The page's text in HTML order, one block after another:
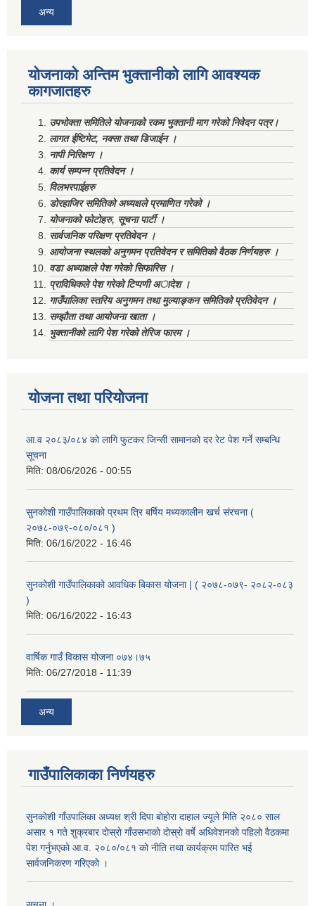
अन्य
योजनाको अन्तिम भुक्तानीको लागि आवश्यक
कागजातहरु
उपभोक्ता समितिले योजनाको रकम भुक्तानी माग गरेको निवेदन पत्र।
लागत ईष्टिमेट, नक्सा तथा डिजाईन ।
नापी निरिक्षण ।
कार्य सम्पन्न प्रतिवेदन ।
विलभरपाईहरु
डोरहाजिर समितिको अध्यक्षले प्रमाणित गरेको ।
योजनाको फोटोहरु, सूचना पार्टी ।
सार्वजनिक परिक्षण प्रतिवेदन ।
आयोजना स्थलको अनुगमन प्रतिवेदन र समितिको वैठक निर्णयहरु ।
वडा अध्याक्षले पेश गरेको सिफारिस ।
प्राविधिकले पेश गरेको टिप्पणी अादेश ।
गाउँपालिका स्तरिय अनुगमन तथा मुल्याङ्कन समितिको प्रतिवेदन ।
सम्झौता तथा आयोजना खाता ।
भुक्तानीको लागि पेश गरेको तेरिज फारम ।
योजना तथा परियोजना
आ.व २०८३/०८४ को लागि फुटकर जिन्सी सामानको दर रेट पेश गर्ने सम्बन्धि
सूचना
मिति: 08/06/2026 - 00:55
सुनकोशी गाउँपालिकाको प्रथम त्रि बर्षिय मध्यकालीन खर्च संरचना (
२०७८-०७९-०८०/०८१ )
मिति: 06/16/2022 - 16:46
सुनकोशी गाउँपालिकाको आवधिक बिकास योजना | ( २०७८-०७९- २०८२-०८३
)
मिति: 06/16/2022 - 16:43
वार्षिक गाउँ विकास योजना ०७४।७५
मिति: 06/27/2018 - 11:39
अन्य
गाउँपालिकाका निर्णयहरु
सुनकाेशी गाँउपालिका अध्यक्ष श्री दिपा बाेहाेरा दाहाल ज्यूले मिति २०८० साल
असार १ गते शुक्रबार दाेस्राे गाँउसभाकाे दाेस्राे वर्षे अधिवेशनकाे पहिलाे वैठकमा
पेश गर्नुभएकाे आ.व. २०८०/०८१ काे नीति तथा कार्यक्रम पारित भई
सार्वजनिकरण गरिएकाे ।